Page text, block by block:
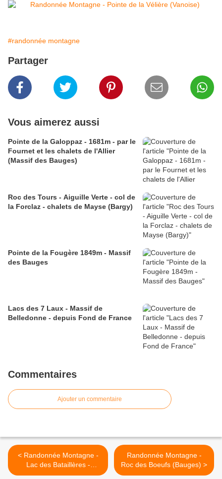
#randonnée montagne
Partager
Vous aimerez aussi
Pointe de la Galoppaz - 1681m - par le
Fournet et les chalets de l'Allier
(Massif des Bauges)
Roc des Tours - Aiguille Verte - col de
la Forclaz - chalets de Mayse (Bargy)
Pointe de la Fougère 1849m - Massif
des Bauges
Lacs des 7 Laux - Massif de
Belledonne - depuis Fond de France
Commentaires
Ajouter un commentaire
< Randonnée Montagne -
Lac des Bataillères -
2422m- (Thabor)
Randonnée Montagne -
Roc des Boeufs (Bauges) >